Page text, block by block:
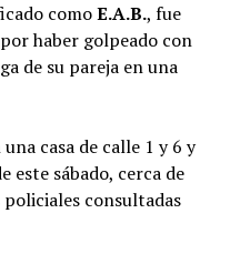
comoE.A.B., fue
haber golpeado con
de su pareja en una
casa de calle 1 y 6 y
este sábado, cerca de
consultadas